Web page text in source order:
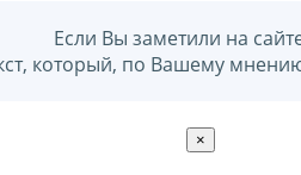
Если Вы заметили на
который, по Вашему
×